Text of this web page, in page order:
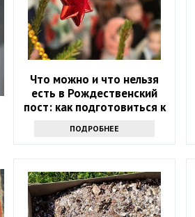
Что можно и что нельзя
есть в Рождественский
пост: как подготовиться к
ПОДРОБНЕЕ